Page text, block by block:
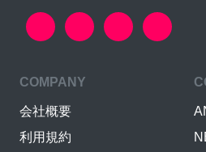
COMPANY
会社概要
利用規約